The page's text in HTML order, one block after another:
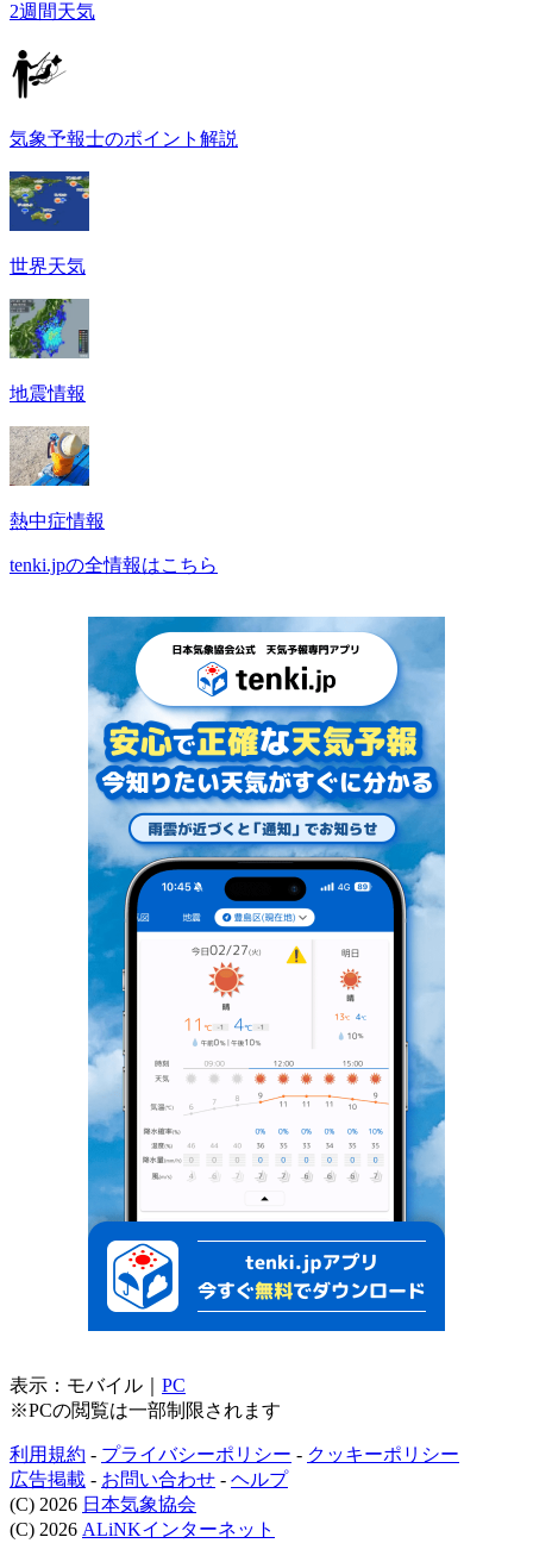
2週間天気
気象予報士のポイント解説
世界天気
地震情報
熱中症情報
tenki.jpの全情報はこちら
表示： モバイル
PC
※PCの閲覧は一部制限されます
利用規約 - プライバシーポリシー - クッキーポリシー
広告掲載 - お問い合わせ - ヘルプ
(C) 2026 日本気象協会
(C) 2026 ALiNKインターネット